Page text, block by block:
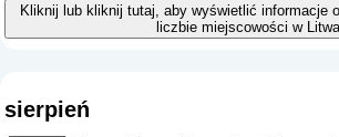
Kliknij lub kliknij tutaj, aby wyświetlić informacje
liczbie miejscowości w Litwa
sierpień